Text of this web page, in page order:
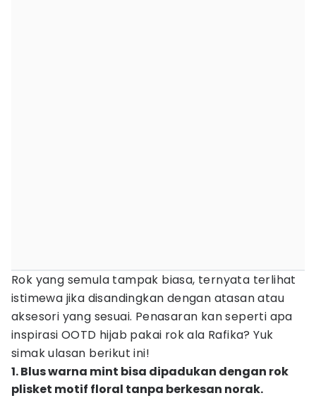
Rok yang semula tampak biasa, ternyata terlihat
istimewa jika disandingkan dengan atasan atau
aksesori yang sesuai. Penasaran kan seperti apa
inspirasi OOTD hijab pakai rok ala Rafika? Yuk
simak ulasan berikut ini!
1. Blus warna mint bisa dipadukan dengan rok
plisket motif floral tanpa berkesan norak.